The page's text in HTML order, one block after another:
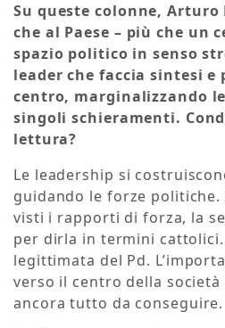
Su queste colonne,
che al Paese – più che un
spazio politico in senso
leader che faccia sintesi e
centro, marginalizzando
singoli schieramenti.
lettura?
Le leadership si
guidando le forze
visti i rapporti di forza, la
per dirla in termini cattolici.
legittimata del Pd.
verso il centro della
ancora tutto da conseguire.